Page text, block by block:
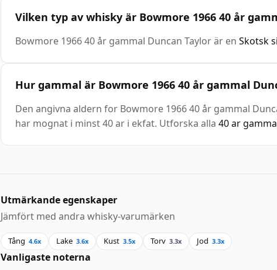
Vilken typ av whisky är Bowmore 1966 40 år
Bowmore 1966 40 år gammal Duncan Taylor är en Skotsk
Hur gammal är Bowmore 1966 40 år gammal
Den angivna aldern for Bowmore 1966 40 år gammal
har mognat i minst 40 ar i ekfat. Utforska alla 40 ar
Utmärkande egenskaper
Jämfört med andra whisky-varumärken
Tång 4.6x Lake 3.6x Kust 3.5x Torv 3.3x Jod 3.3x
Vanligaste noterna